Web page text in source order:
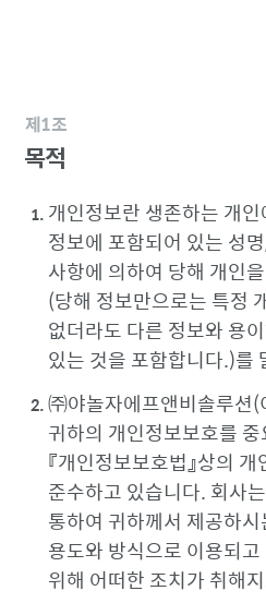
제1조
목적
개인정보란 생존하는 개
정보에 포함되어 있는 성
사항에 의하여 당해 개인
(당해 정보만으로는 특정
없더라도 다른 정보와 용
있는 것을 포함합니다.)를
㈜야놀자에프앤비솔루션(
귀하의 개인정보보호를
『개인정보보호법』상의
준수하고 있습니다. 회사
통하여 귀하께서 제공하
용도와 방식으로 이용되
위해 어떠한 조치가 취해